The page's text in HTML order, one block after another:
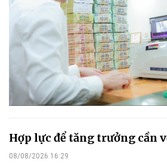
Hợp lực để tăng trưởng cần
08/08/2026 16:29